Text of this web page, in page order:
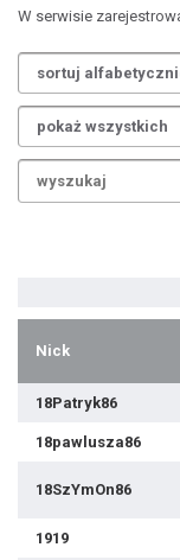
W serwisie
Nick
18Patryk86
18pawlusza86
18SzYmOn86
1919